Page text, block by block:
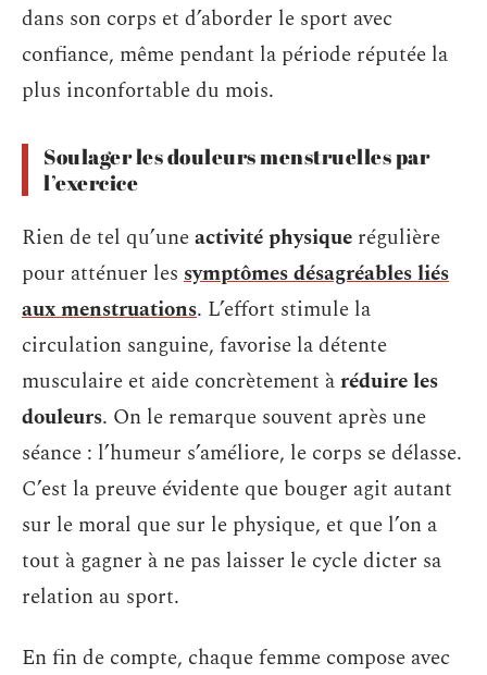
dans son corps et d’aborder le sport avec
confiance, même pendant la période réputée la
plus inconfortable du mois.
Soulager les douleurs menstruelles par
l’exercice
Rien de tel qu’uneactivité physique régulière
pour atténuer les symptômes désagréables liés
aux menstruations. L’effort stimule la
circulation sanguine, favorise la détente
musculaire et aide concrètement àréduire les
douleurs. On le remarque souvent après une
séance : l’humeur s’améliore, le corps se délasse.
C’est la preuve évidente que bouger agit autant
sur le moral que sur le physique, et que l’on a
tout à gagner à ne pas laisser le cycle dicter sa
relation au sport.
En fin de compte, chaque femme compose avec